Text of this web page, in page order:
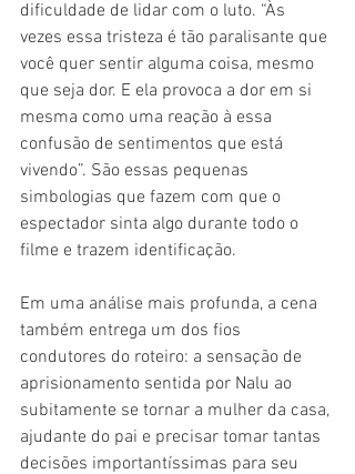
dificuldade de lidar com o luto. “Às
vezes essa tristeza é tão paralisante que
você quer sentir alguma coisa, mesmo
que seja dor. E ela provoca a dor em si
mesma como uma reação à essa
confusão de sentimentos que está
vivendo”. São essas pequenas
simbologias que fazem com que o
espectador sinta algo durante todo o
filme e trazem identificação.
Em uma análise mais profunda, a cena
também entrega um dos fios
condutores do roteiro: a sensação de
aprisionamento sentida por Nalu ao
subitamente se tornar a mulher da casa,
ajudante do pai e precisar tomar tantas
decisões importantíssimas para seu